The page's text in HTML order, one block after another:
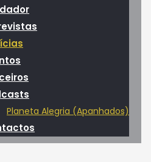
Planeta Alegria (Apanhados)